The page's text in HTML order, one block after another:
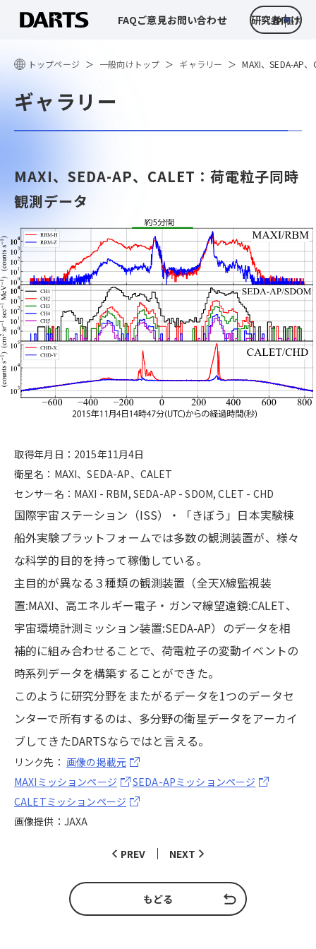
FAQご意見お問い合わせ 研究者向け
JP EN
トップページ 一般向けトップ ギャラリー MAXI、SEDA-AP
ギャラリー
MAXI、SEDA-AP、CALET：荷電粒子同時
観測データ
取得年月日：2015年11月4日
衛星名：MAXI、SEDA-AP、CALET
センサー名：MAXI - RBM, SEDA-AP - SDOM, CLET - CHD
国際宇宙ステーション（ISS）・「きぼう」日本実験棟
船外実験プラットフォームでは多数の観測装置が、様々
な科学的目的を持って稼働している。
主目的が異なる３種類の観測装置（全天X線監視装
置:MAXI、高エネルギー電子・ガンマ線望遠鏡:CALET、
宇宙環境計測ミッション装置:SEDA-AP）のデータを相
補的に組み合わせることで、荷電粒子の変動イベントの
時系列データを構築することができた。
このように研究分野をまたがるデータを1つのデータセ
ンターで所有するのは、多分野の衛星データをアーカイ
ブしてきたDARTSならではと言える。
リンク先： 画像の掲載元
MAXIミッションページ
SEDA-APミッションページ
CALETミッションページ
画像提供：JAXA
PREV NEXT
もどる